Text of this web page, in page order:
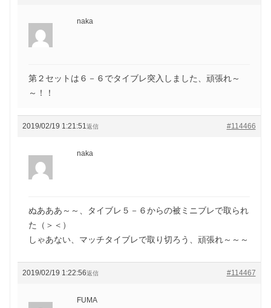
naka
第２セットは６－６でタイブレ突入しました、頑張れ～
～！！
2019/02/19 1:21:51 #114466
返信
naka
ぬあああ～～、タイブレ５－６からの被ミニブレで取られ
た（＞＜）
しゃあない、マッチタイブレで取り切ろう、頑張れ～～～
2019/02/19 1:22:56 #114467
返信
FUMA